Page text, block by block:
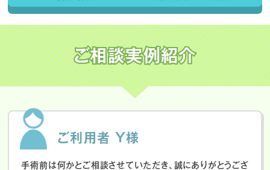
ご相談実例紹介
ご利用者 Y様
手術前は何かとご相談させていただき、誠にありがとうござ